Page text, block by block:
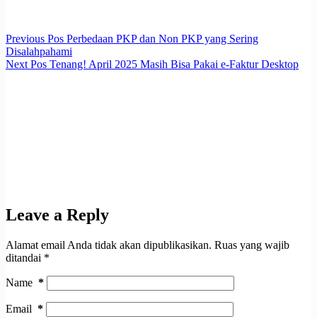
Previous Pos Perbedaan PKP dan Non PKP yang Sering
Disalahpahami
Next Pos Tenang! April 2025 Masih Bisa Pakai e-Faktur Desktop
Leave a Reply
Alamat email Anda tidak akan dipublikasikan. Ruas yang wajib
ditandai *
Name *
Email *